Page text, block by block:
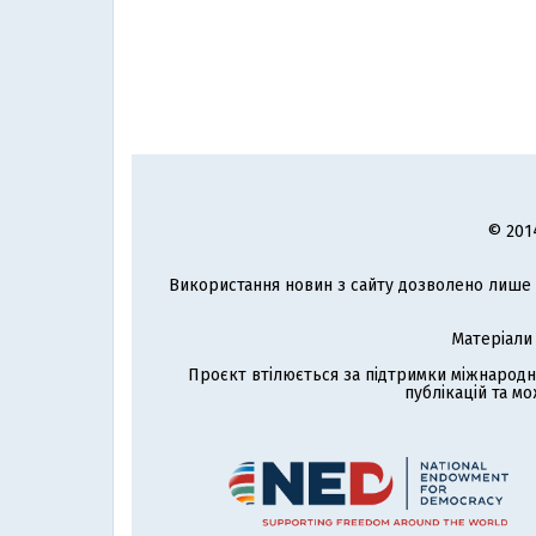
©
Використання новин з сайту дозволено
Проєкт втілюється за підтримки
публікацій та